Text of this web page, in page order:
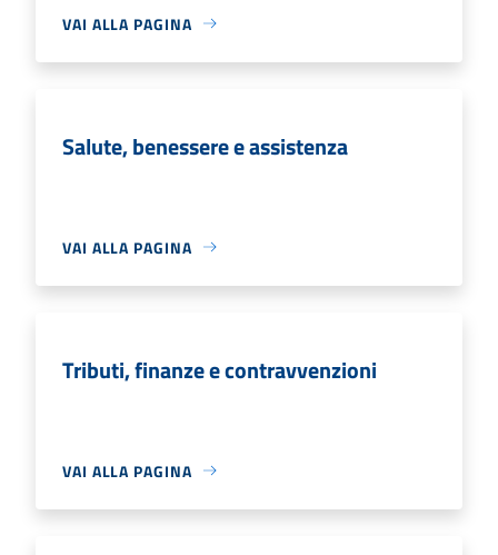
VAI ALLA PAGINA
Salute, benessere e assistenza
VAI ALLA PAGINA
Tributi, finanze e contravvenzioni
VAI ALLA PAGINA